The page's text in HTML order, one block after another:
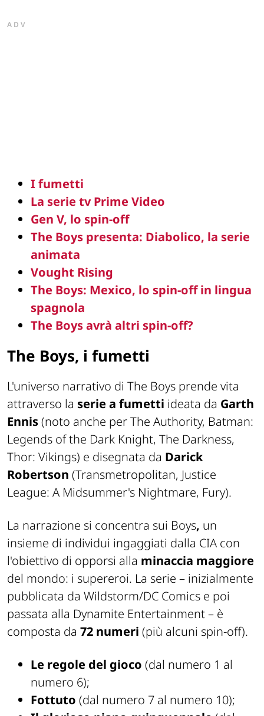
ADV
I fumetti
La serie tv Prime Video
Gen V, lo spin-off
The Boys presenta: Diabolico, la serie
animata
Vought Rising
The Boys: Mexico, lo spin-off in lingua
spagnola
The Boys avrà altri spin-off?
The Boys, i fumetti
L'universo narrativo di The Boys prende vita
attraverso la serie a fumetti ideata da Garth
Ennis(noto anche per The Authority, Batman:
Legends of the Dark Knight, The Darkness,
Thor: Vikings) e disegnata da Darick
Robertson (Transmetropolitan, Justice
League: A Midsummer's Nightmare, Fury).
La narrazione si concentra sui Boys, un
insieme di individui ingaggiati dalla CIA con
l'obiettivo di opporsi alla minaccia maggiore
del mondo: i supereroi. La serie – inizialmente
pubblicata da Wildstorm/DC Comics e poi
passata alla Dynamite Entertainment – è
composta da 72 numeri (più alcuni spin-off).
Le regole del gioco (dal numero 1 al
numero 6);
Fottuto (dal numero 7 al numero 10);